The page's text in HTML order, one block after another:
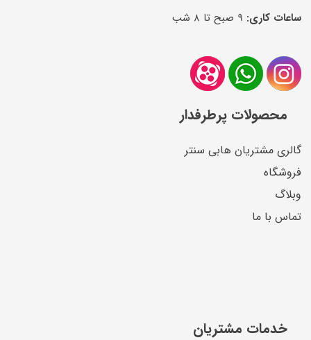
ساعات کاری:
محصولات پرطرفدار
گالری مشتریان هابی سنتر
فروشگاه
وبلاگ
تماس با ما
خدمات مشتریان